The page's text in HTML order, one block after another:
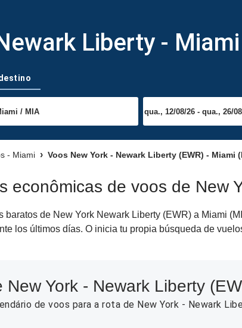
Liberty - Miami
- Miami Voos New York - Newark Liberty (EWR) - Miami
econômicas de voos de New
de New York Newark Liberty (EWR) a Miami
los últimos días. O inicia tu propia búsqueda de
York - Newark Liberty
de voos para a rota de New York - Newark